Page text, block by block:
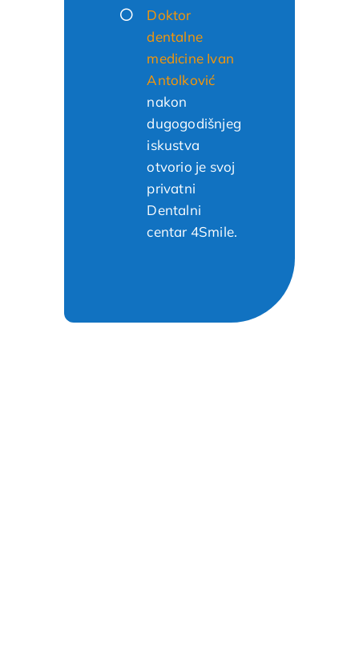
Doktor
dentalne
medicine Ivan
Antolković
nakon
dugogodišnjeg
iskustva
otvorio je svoj
privatni
Dentalni
centar 4Smile.